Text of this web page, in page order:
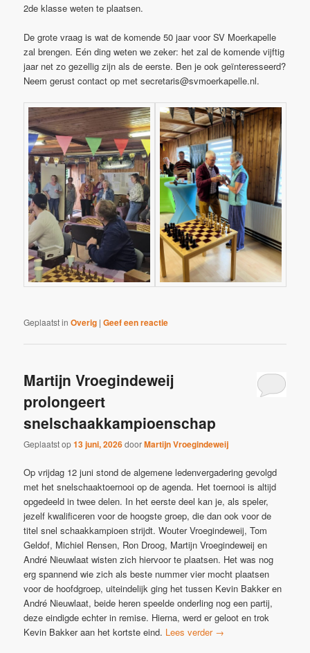
2de klasse weten te plaatsen.
De grote vraag is wat de komende 50 jaar voor SV Moerkapelle
zal brengen. Eén ding weten we zeker: het zal de komende vijftig
jaar net zo gezellig zijn als de eerste. Ben je ook geïnteresseerd?
Neem gerust contact op met secretaris@svmoerkapelle.nl.
Geplaatst in Overig |Geef een reactie
Martijn Vroegindeweij
prolongeert
snelschaakkampioenschap
Geplaatst op13 juni, 2026doorMartijn Vroegindeweij
Op vrijdag 12 juni stond de algemene ledenvergadering gevolgd
met het snelschaaktoernooi op de agenda. Het toernooi is altijd
opgedeeld in twee delen. In het eerste deel kan je, als speler,
jezelf kwalificeren voor de hoogste groep, die dan ook voor de
titel snel schaakkampioen strijdt. Wouter Vroegindeweij, Tom
Geldof, Michiel Rensen, Ron Droog, Martijn Vroegindeweij en
André Nieuwlaat wisten zich hiervoor te plaatsen. Het was nog
erg spannend wie zich als beste nummer vier mocht plaatsen
voor de hoofdgroep, uiteindelijk ging het tussen Kevin Bakker en
André Nieuwlaat, beide heren speelde onderling nog een partij,
deze eindigde echter in remise. Hierna, werd er geloot en trok
Kevin Bakker aan het kortste eind. Lees verder →